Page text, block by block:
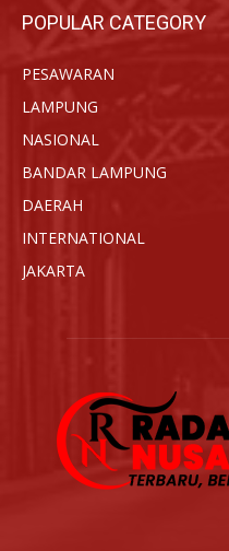
POPULAR CATEGORY
PESAWARAN
LAMPUNG
NASIONAL
BANDAR LAMPUNG
DAERAH
INTERNATIONAL
JAKARTA